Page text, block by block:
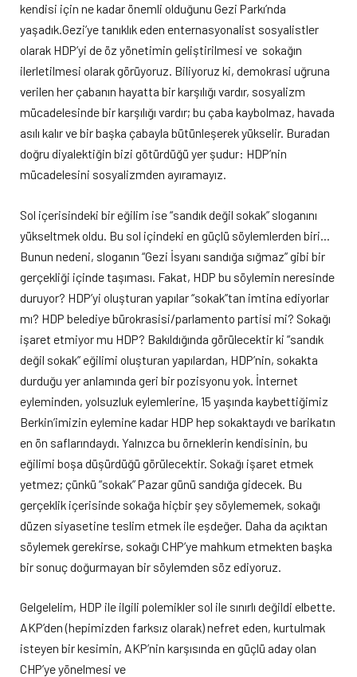
kendisi için ne kadar önemli olduğunu Gezi Parkı’nda
yaşadık.Gezi’ye tanıklık eden enternasyonalist sosyalistler
olarak HDP’yi de öz yönetimin geliştirilmesi ve sokağın
ilerletilmesi olarak görüyoruz. Biliyoruz ki, demokrasi uğruna
verilen her çabanın hayatta bir karşılığı vardır, sosyalizm
mücadelesinde bir karşılığı vardır; bu çaba kaybolmaz, havada
asılı kalır ve bir başka çabayla bütünleşerek yükselir. Buradan
doğru diyalektiğin bizi götürdüğü yer şudur: HDP’nin
mücadelesini sosyalizmden ayıramayız.
Sol içerisindeki bir eğilim ise “sandık değil sokak” sloganını
yükseltmek oldu. Bu sol içindeki en güçlü söylemlerden biri…
Bunun nedeni, sloganın “Gezi İsyanı sandığa sığmaz” gibi bir
gerçekliği içinde taşıması. Fakat, HDP bu söylemin neresinde
duruyor? HDP’yi oluşturan yapılar “sokak”tan imtina ediyorlar
mı? HDP belediye bürokrasisi/parlamento partisi mi? Sokağı
işaret etmiyor mu HDP? Bakıldığında görülecektir ki “sandık
değil sokak” eğilimi oluşturan yapılardan, HDP’nin, sokakta
durduğu yer anlamında geri bir pozisyonu yok. İnternet
eyleminden, yolsuzluk eylemlerine, 15 yaşında kaybettiğimiz
Berkin’imizin eylemine kadar HDP hep sokaktaydı ve barikatın
en ön saflarındaydı. Yalnızca bu örneklerin kendisinin, bu
eğilimi boşa düşürdüğü görülecektir. Sokağı işaret etmek
yetmez; çünkü “sokak” Pazar günü sandığa gidecek. Bu
gerçeklik içerisinde sokağa hiçbir şey söylememek, sokağı
düzen siyasetine teslim etmek ile eşdeğer. Daha da açıktan
söylemek gerekirse, sokağı CHP’ye mahkum etmekten başka
bir sonuç doğurmayan bir söylemden söz ediyoruz.
Gelgelelim, HDP ile ilgili polemikler sol ile sınırlı değildi elbette.
AKP’den (hepimizden farksız olarak) nefret eden, kurtulmak
isteyen bir kesimin, AKP’nin karşısında en güçlü aday olan
CHP’ye yönelmesi ve